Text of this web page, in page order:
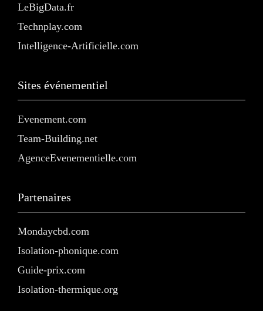
LeBigData.fr
Technplay.com
Intelligence-Artificielle.com
Sites événementiel
Evenement.com
Team-Building.net
AgenceEvenementielle.com
Partenaires
Mondaycbd.com
Isolation-phonique.com
Guide-prix.com
Isolation-thermique.org